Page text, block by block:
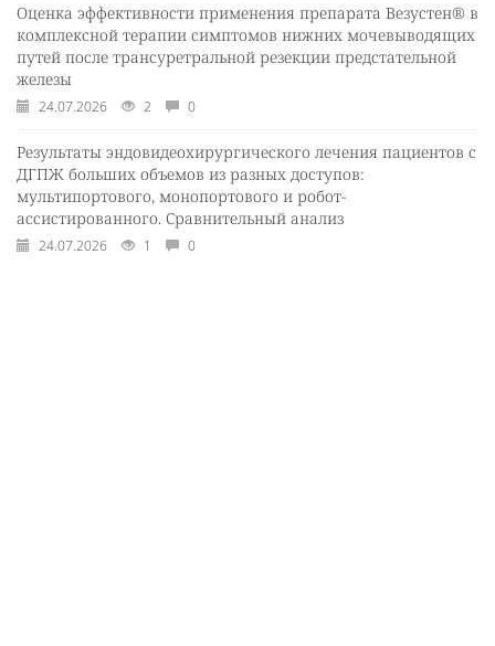
Оценка эффективности применения препарата Везустен® в
комплексной терапии симптомов нижних мочевыводящих
путей после трансуретральной резекции предстательной
железы
24.07.2026 2 0
Результаты эндовидеохирургического лечения пациентов с
ДГПЖ больших объемов из разных доступов:
мультипортового, монопортового и робот-
ассистированного. Сравнительный анализ
24.07.2026 1 0